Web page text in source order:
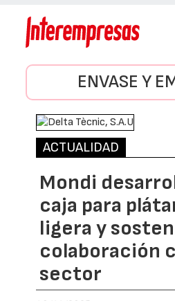
ENVASE Y
ACTUALIDAD
Mondi
caja para
ligera y
colaboración
sector